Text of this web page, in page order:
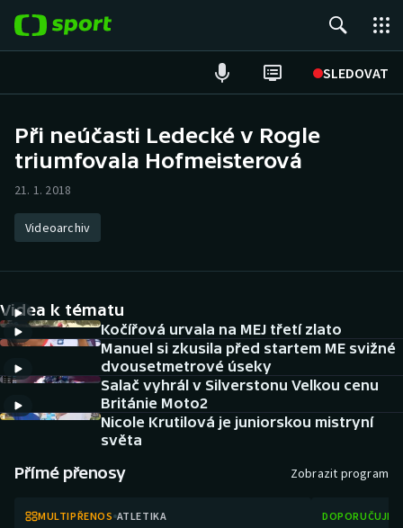
SLEDOVAT
Hokej
Atletika
DALŠÍ SPORTY
Americký fotbal
Baseball a softbal
NEPŘEHLÉDNĚTE
Soutěže
Při neúčasti Ledecké v Rogle
triumfovala Hofmeisterová
21. 1. 2018
Videoarchiv
Videa k tématu
Kočířová urvala na MEJ třetí zlato
Manuel si zkusila před startem ME svižné
dvousetmetrové úseky
Salač vyhrál v Silverstonu Velkou cenu
Británie Moto2
Nicole Krutilová je juniorskou mistryní
světa
Přímé přenosy Zobrazit program
MULTIPŘENOS ATLETIKA